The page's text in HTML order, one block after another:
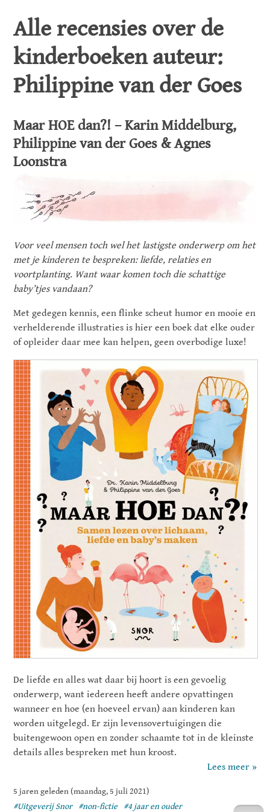
Alle recensies over de
kinderboeken auteur:
Philippine van der Goes
Maar HOE dan?! – Karin Middelburg,
Philippine van der Goes & Agnes
Loonstra
Voor veel mensen toch wel het lastigste onderwerp om het
met je kinderen te bespreken: liefde, relaties en
voortplanting. Want waar komen toch die schattige
baby’tjes vandaan?
Met gedegen kennis, een flinke scheut humor en mooie en
verhelderende illustraties is hier een boek dat elke ouder
of opleider daar mee kan helpen, geen overbodige luxe!
De liefde en alles wat daar bij hoort is een gevoelig
onderwerp, want iedereen heeft andere opvattingen
wanneer en hoe (en hoeveel ervan) aan kinderen kan
worden uitgelegd. Er zijn levensovertuigingen die
buitengewoon open en zonder schaamte tot in de kleinste
details alles bespreken met hun kroost.
Lees meer »
5 jaren geleden (maandag, 5 juli 2021)
#Uitgeverij Snor
#non-fictie #4 jaar en ouder